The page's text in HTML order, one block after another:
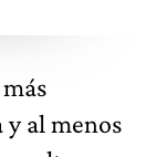
y al menos